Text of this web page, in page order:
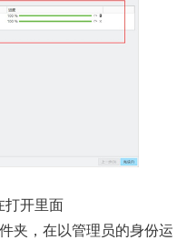
打开里面
夹，在以管理员的身份运